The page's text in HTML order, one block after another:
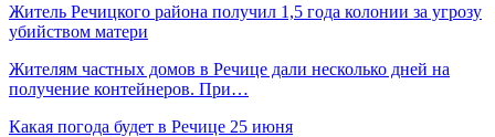
Житель Речицкого района получил 1,5 года колонии за угрозу
убийством матери
Жителям частных домов в Речице дали несколько дней на
получение контейнеров. При…
Какая погода будет в Речице 25 июня